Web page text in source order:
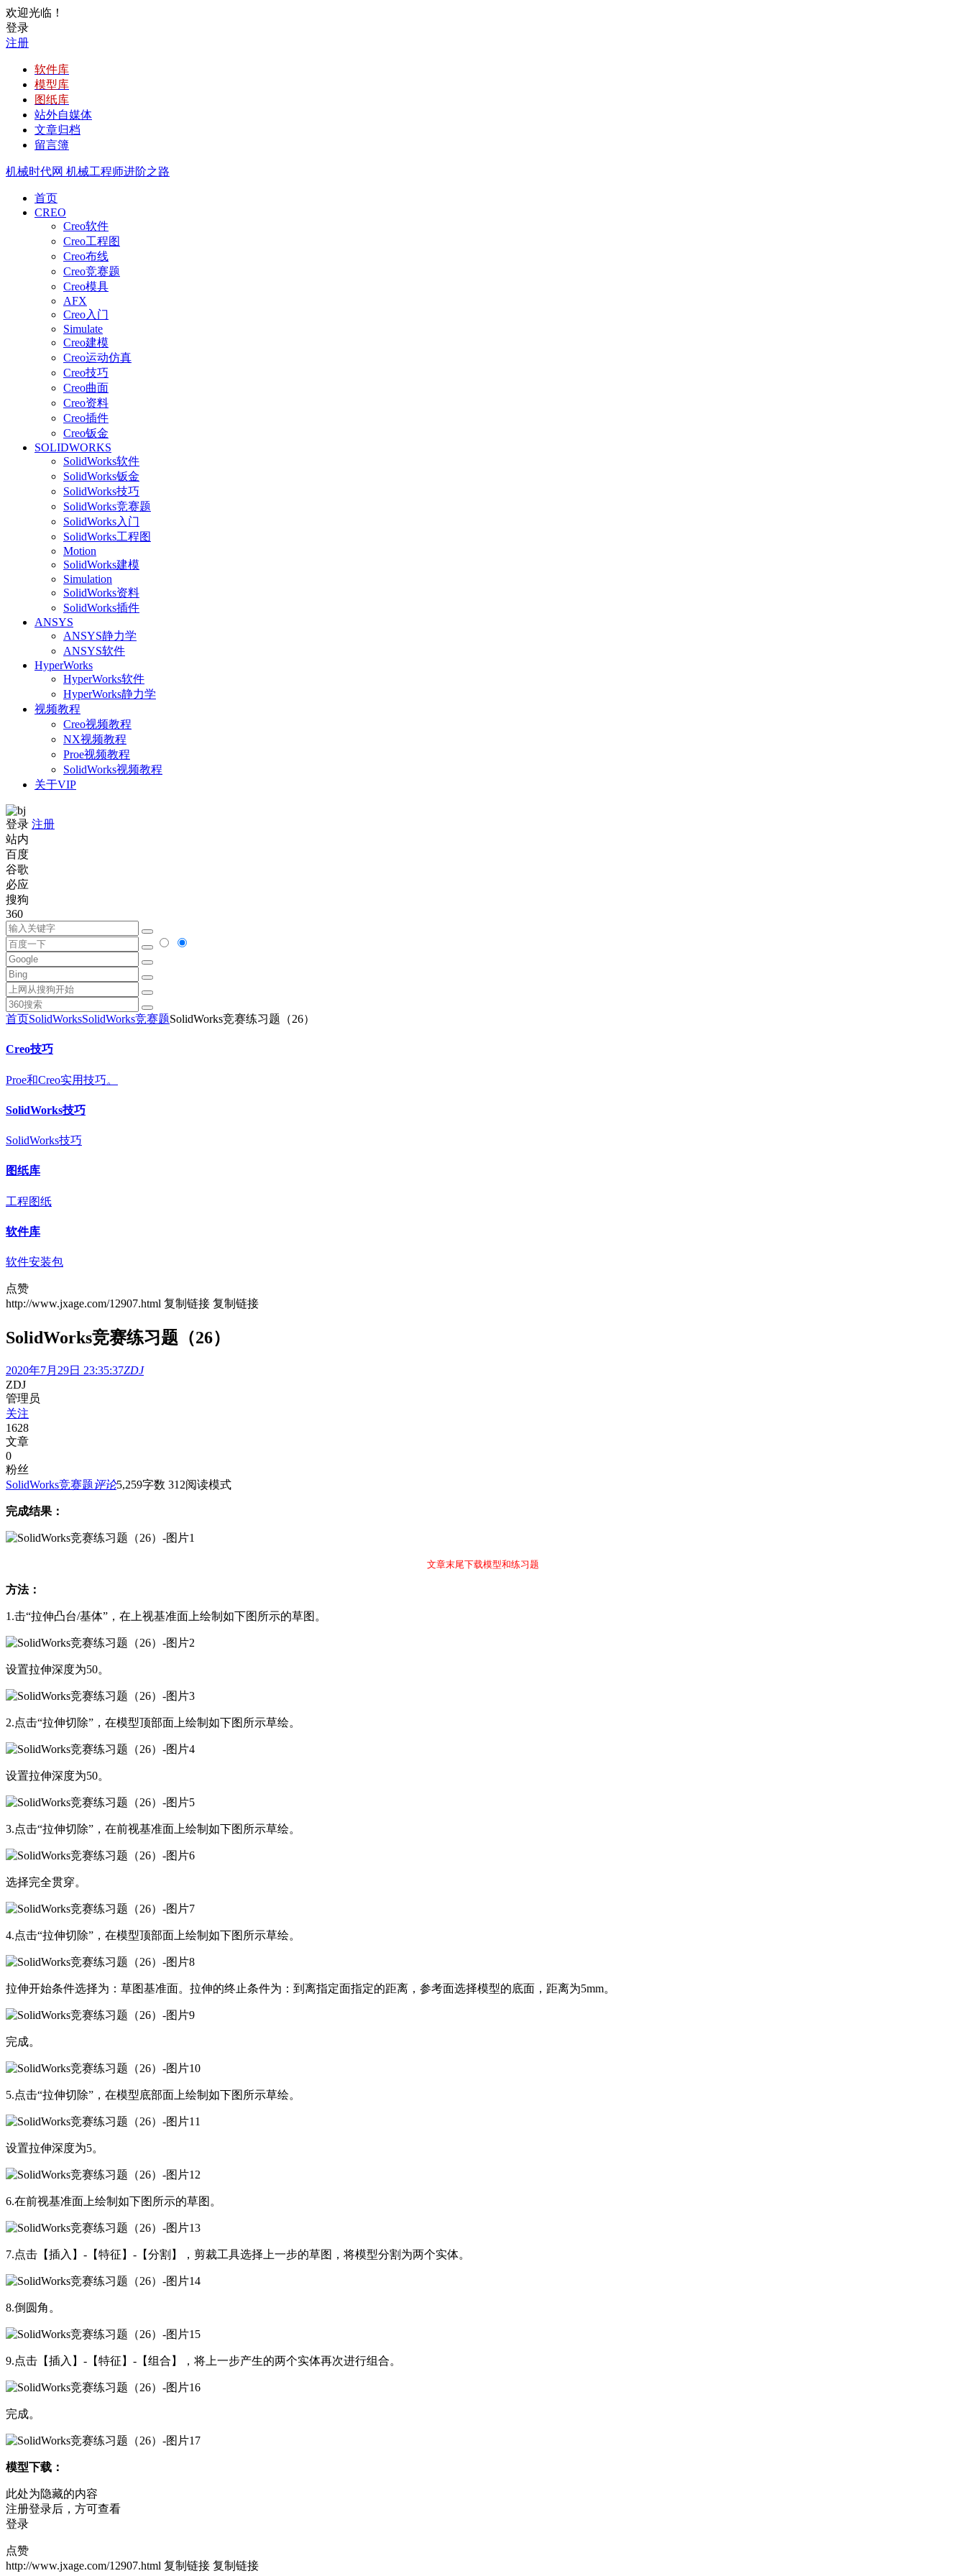
欢迎光临！
登录
注册
软件库
模型库
图纸库
站外自媒体
文章归档
留言簿
机械时代网 机械工程师进阶之路
首页
CREO
Creo软件
Creo工程图
Creo布线
Creo竞赛题
Creo模具
AFX
Creo入门
Simulate
Creo建模
Creo运动仿真
Creo技巧
Creo曲面
Creo资料
Creo插件
Creo钣金
SOLIDWORKS
SolidWorks软件
SolidWorks钣金
SolidWorks技巧
SolidWorks竞赛题
SolidWorks入门
SolidWorks工程图
Motion
SolidWorks建模
Simulation
SolidWorks资料
SolidWorks插件
ANSYS
ANSYS静力学
ANSYS软件
HyperWorks
HyperWorks软件
HyperWorks静力学
视频教程
Creo视频教程
NX视频教程
Proe视频教程
SolidWorks视频教程
关于VIP
登录 注册
站内
百度
谷歌
必应
搜狗
360
首页SolidWorksSolidWorks竞赛题SolidWorks竞赛练习题（26）
Creo技巧
Proe和Creo实用技巧。
SolidWorks技巧
SolidWorks技巧
图纸库
工程图纸
软件库
软件安装包
点赞
http://www.jxage.com/12907.html 复制链接 复制链接
SolidWorks竞赛练习题（26）
2020年7月29日 23:35:37ZDJ
ZDJ
管理员
关注
1628
文章
0
粉丝
SolidWorks竞赛题评论5,259字数 312阅读模式
完成结果：
文章末尾下载模型和练习题
方法：
1.击“拉伸凸台/基体”，在上视基准面上绘制如下图所示的草图。
设置拉伸深度为50。
2.点击“拉伸切除”，在模型顶部面上绘制如下图所示草绘。
设置拉伸深度为50。
3.点击“拉伸切除”，在前视基准面上绘制如下图所示草绘。
选择完全贯穿。
4.点击“拉伸切除”，在模型顶部面上绘制如下图所示草绘。
拉伸开始条件选择为：草图基准面。拉伸的终止条件为：到离指定面指定的距离，参考面选择模型的底面，距离为5mm。
完成。
5.点击“拉伸切除”，在模型底部面上绘制如下图所示草绘。
设置拉伸深度为5。
6.在前视基准面上绘制如下图所示的草图。
7.点击【插入】-【特征】-【分割】，剪裁工具选择上一步的草图，将模型分割为两个实体。
8.倒圆角。
9.点击【插入】-【特征】-【组合】，将上一步产生的两个实体再次进行组合。
完成。
模型下载：
此处为隐藏的内容
注册登录后，方可查看
登录
点赞
http://www.jxage.com/12907.html 复制链接 复制链接